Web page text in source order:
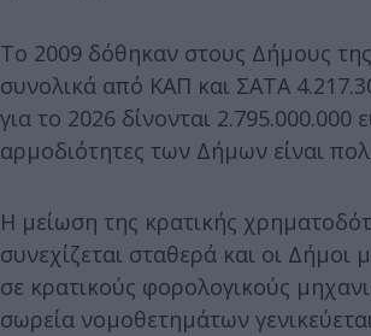
Το 2009 δόθηκαν στους Δήμους
συνολικά από ΚΑΠ και ΣΑΤΑ
για το 2026 δίνονται 2.795.000.000
αρμοδιότητες των Δήμων είναι
Η μείωση της κρατικής
συνεχίζεται σταθερά και οι Δήμοι
σε κρατικούς φορολογικούς
σωρεία νομοθετημάτων